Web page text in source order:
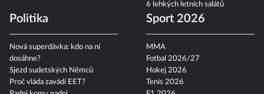
6 lehkých letních salátů
Politika
Nová superdávka: kdo na ní
dosáhne?
Sjezd sudetských Němců
Proč vláda zavádí EET?
Sport 2026
MMA
Fotbal 2026/27
Hokej 2026
Tenis 2026